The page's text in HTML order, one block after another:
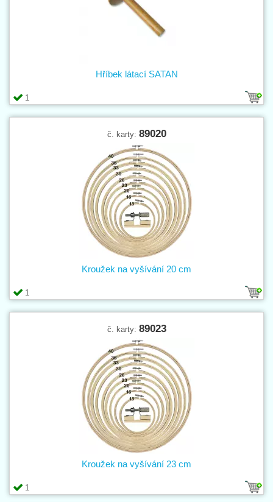
1
Hříbek látací SATAN
č. karty: 89020
1
Kroužek na vyšívání 20 cm
č. karty: 89023
1
Kroužek na vyšívání 23 cm